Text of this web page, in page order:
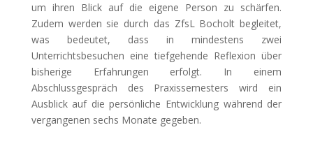
um ihren Blick auf die eigene Person zu schärfen.
Zudem werden sie durch das ZfsL Bocholt begleitet,
was bedeutet, dass in mindestens zwei
Unterrichtsbesuchen eine tiefgehende Reflexion über
bisherige Erfahrungen erfolgt. In einem
Abschlussgespräch des Praxissemesters wird ein
Ausblick auf die persönliche Entwicklung während der
vergangenen sechs Monate gegeben.